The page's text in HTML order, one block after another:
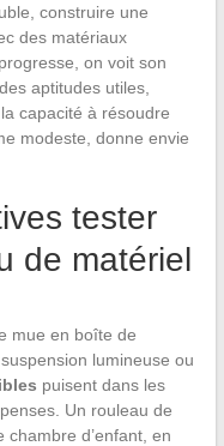
construire une
des matériaux
on voit son
aptitudes utiles,
capacité à résoudre
modeste, donne envie
tester
de matériel
mue en boîte de
lumineuse ou
puisent dans les
Un rouleau de
d’enfant, en